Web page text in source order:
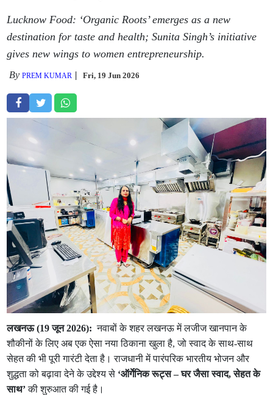
Lucknow Food: ‘Organic Roots’ emerges as a new
destination for taste and health; Sunita Singh’s initiative
gives new wings to women entrepreneurship.
ByPREM KUMAR Fri, 19 Jun 2026
लखनऊ (19 जून 2026): नवाबों के शहर लखनऊ में लजीज खानपान के
शौकीनों के लिए अब एक ऐसा नया ठिकाना खुला है, जो स्वाद के साथ-साथ
सेहत की भी पूरी गारंटी देता है। राजधानी में पारंपरिक भारतीय भोजन और
शुद्धता को बढ़ावा देने के उद्देश्य से ‘ऑर्गेनिक रूट्स – घर जैसा स्वाद, सेहत के
साथ’की शुरुआत की गई है।